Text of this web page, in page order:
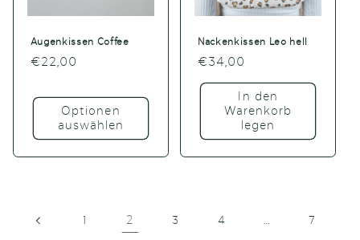
Augenkissen Coffee
Normaler
€22,00
Optionen
auswählen
Nackenkissen Leo hell
Normaler
Preis
€34,00
In den
Warenkorb
legen
1 2 3 4 … 7